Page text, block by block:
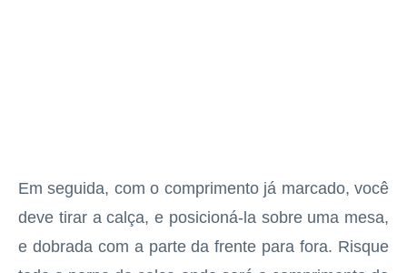
Em seguida, com o comprimento já marcado, você
deve tirar a calça, e posicioná-la sobre uma mesa,
e dobrada com a parte da frente para fora. Risque